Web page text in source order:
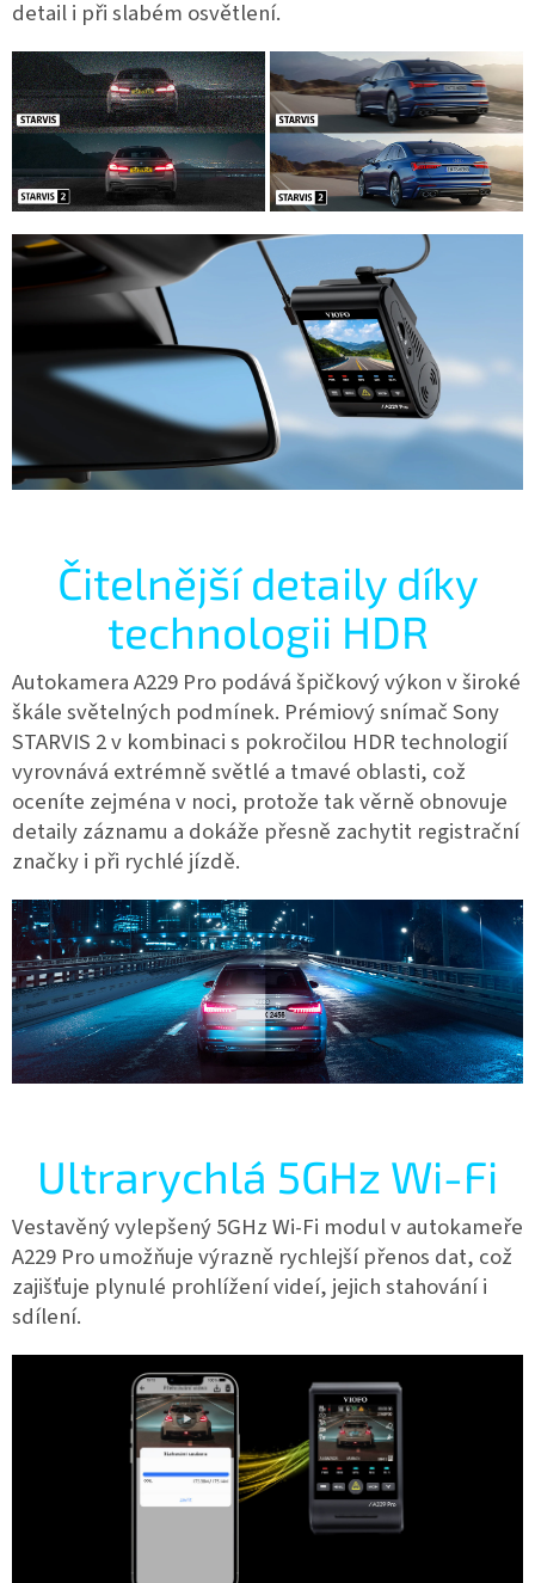
detail i při slabém osvětlení.
Čitelnější detaily díky
technologii HDR
Autokamera A229 Pro podává špičkový výkon v široké
škále světelných podmínek. Prémiový snímač Sony
STARVIS 2 v kombinaci s pokročilou HDR technologií
vyrovnává extrémně světlé a tmavé oblasti, což
oceníte zejména v noci, protože tak věrně obnovuje
detaily záznamu a dokáže přesně zachytit registrační
značky i při rychlé jízdě.
Ultrarychlá 5GHz Wi-Fi
Vestavěný vylepšený 5GHz Wi-Fi modul v autokameře
A229 Pro umožňuje výrazně rychlejší přenos dat, což
zajišťuje plynulé prohlížení videí, jejich stahování i
sdílení.